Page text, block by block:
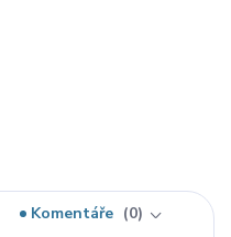
Komentáře
0